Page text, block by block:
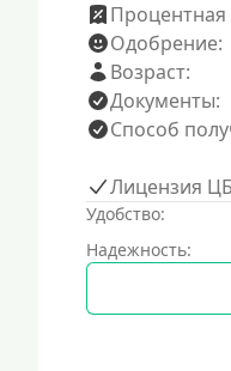
Процентная
Одобрение:
Возраст:
Документы:
Способ
Лицензия
Удобство:
Надежность: